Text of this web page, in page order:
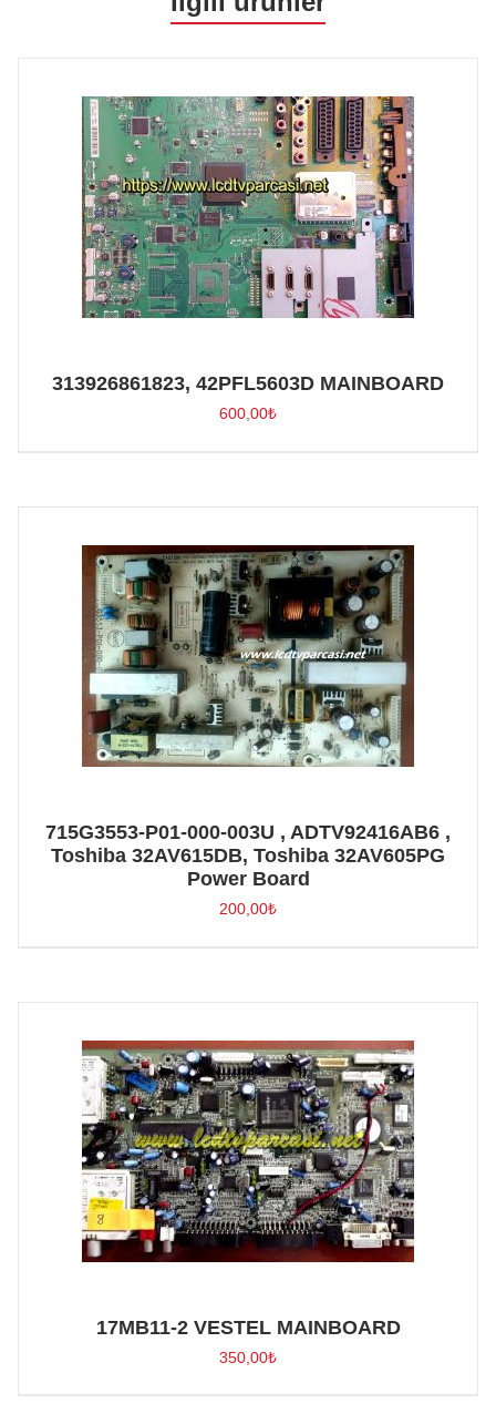
313926861823, 42PFL5603D MAINBOARD
600,00₺
715G3553-P01-000-003U , ADTV92416AB6 ,
Toshiba 32AV615DB, Toshiba 32AV605PG
Power Board
200,00₺
17MB11-2 VESTEL MAINBOARD
350,00₺